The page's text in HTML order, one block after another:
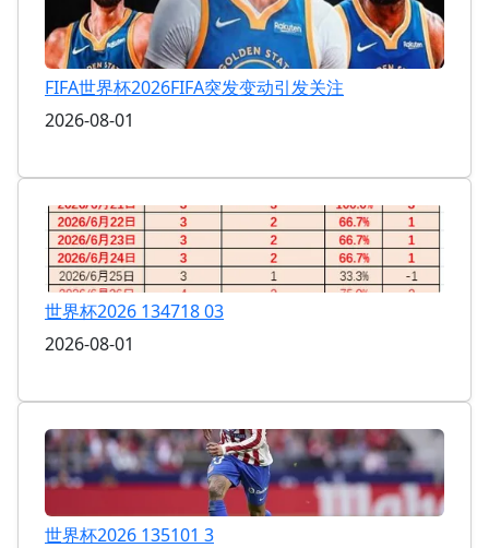
FIFA世界杯2026FIFA突发变动引发关注
2026-08-01
世界杯2026 134718 03
2026-08-01
世界杯2026 135101 3